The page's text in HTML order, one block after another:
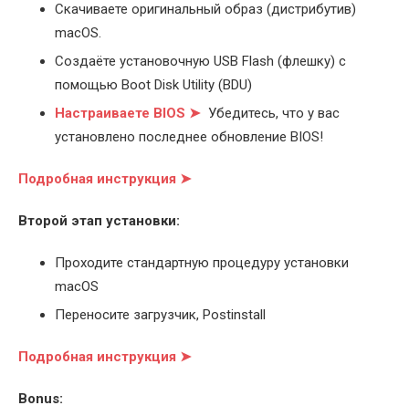
Скачиваете оригинальный образ (дистрибутив)
macOS.
Создаёте установочную USB Flash (флешку) с
помощью Boot Disk Utility (BDU)
Настраиваете BIOS ➤ Убедитесь, что у вас
установлено последнее обновление BIOS!
Подробная инструкция ➤
Второй этап установки:
Проходите стандартную процедуру установки
macOS
Переносите загрузчик, Postinstall
Подробная инструкция ➤
Bonus: